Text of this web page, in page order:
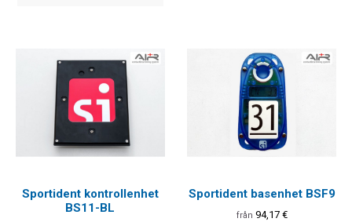
Sportident kontrollenhet
BS11-BL
Sportident basenhet BSF9
från 94,17 €